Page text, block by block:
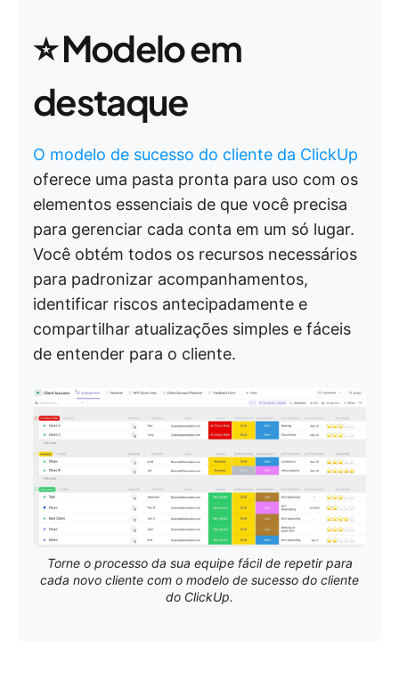
⭐ Modelo em
destaque
O modelo de sucesso do cliente da ClickUp
oferece uma pasta pronta para uso com os
elementos essenciais de que você precisa
para gerenciar cada conta em um só lugar.
Você obtém todos os recursos necessários
para padronizar acompanhamentos,
identificar riscos antecipadamente e
compartilhar atualizações simples e fáceis
de entender para o cliente.
Torne o processo da sua equipe fácil de repetir para
cada novo cliente com o modelo de sucesso do cliente
do ClickUp.